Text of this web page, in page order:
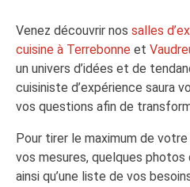
Venez découvrir nos salles
cuisine à Terrebonne et
un univers d’idées et de
cuisiniste d’expérience saura
vos questions afin de
Pour tirer le maximum de
vos mesures, quelques
ainsi qu’une liste de vos